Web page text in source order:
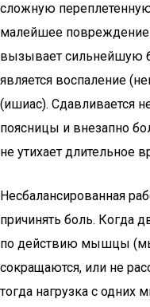
сложную
малейшее повреждение
вызывает сильнейшую
является воспаление
(ишиас). Сдавливается
поясницы и внезапно
не утихает длительное
Несбалансированная
причинять боль. Когда
по действию мышцы
сокращаются, или не
тогда нагрузка с одних